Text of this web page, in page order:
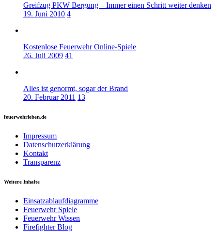
Greifzug PKW Bergung – Immer einen Schritt weiter denken
19. Juni 2010 4
Kostenlose Feuerwehr Online-Spiele
26. Juli 2009 41
Alles ist genormt, sogar der Brand
20. Februar 2011 13
feuerwehrleben.de
Impressum
Datenschutzerklärung
Kontakt
Transparenz
Weitere Inhalte
Einsatzablaufdiagramme
Feuerwehr Spiele
Feuerwehr Wissen
Firefighter Blog